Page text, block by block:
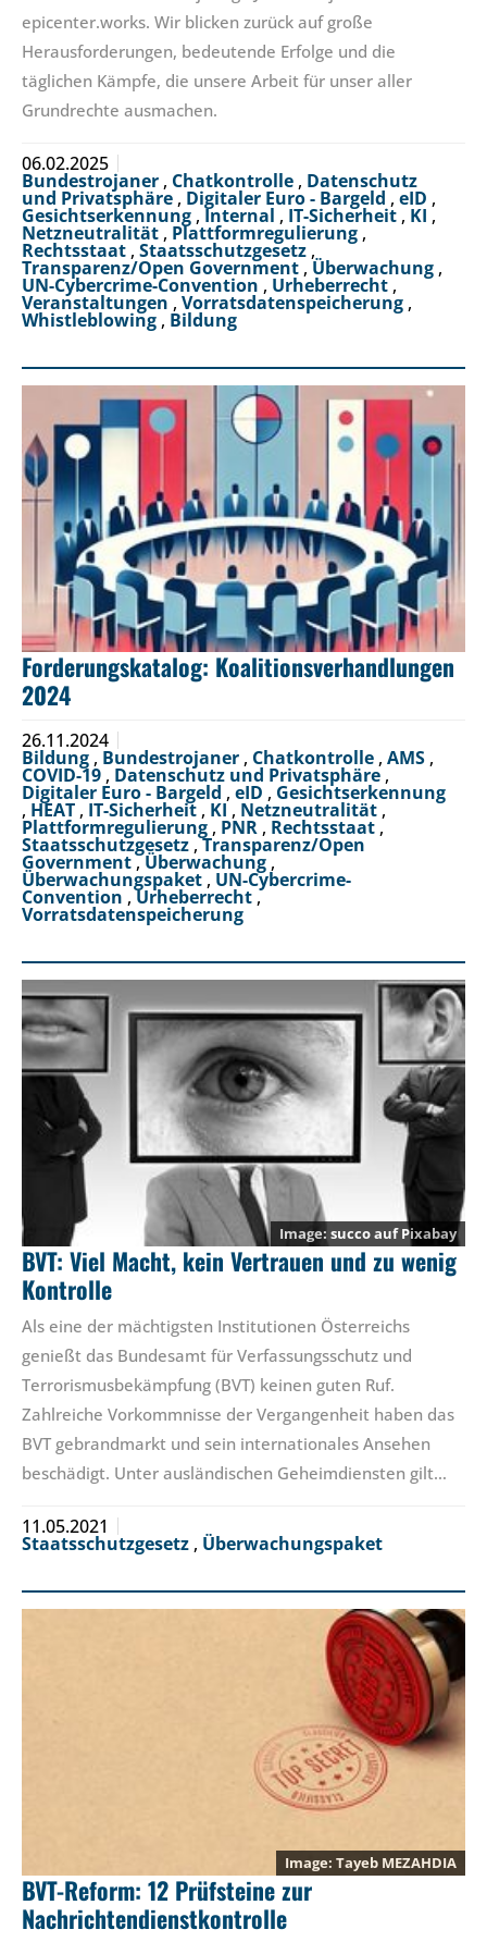
epicenter.works. Wir blicken zurück auf große
Herausforderungen, bedeutende Erfolge und die
täglichen Kämpfe, die unsere Arbeit für unser aller
Grundrechte ausmachen.
06.02.2025
Bundestrojaner , Chatkontrolle , Datenschutz
und Privatsphäre , Digitaler Euro - Bargeld , eID ,
Gesichtserkennung , Internal , IT-Sicherheit , KI ,
Netzneutralität , Plattformregulierung ,
Rechtsstaat , Staatsschutzgesetz ,
Transparenz/Open Government , Überwachung ,
UN-Cybercrime-Convention , Urheberrecht ,
Veranstaltungen , Vorratsdatenspeicherung ,
Whistleblowing , Bildung
Forderungskatalog: Koalitionsverhandlungen
2024
26.11.2024
Bildung , Bundestrojaner , Chatkontrolle , AMS ,
COVID-19 , Datenschutz und Privatsphäre ,
Digitaler Euro - Bargeld , eID , Gesichtserkennung
, HEAT , IT-Sicherheit , KI , Netzneutralität ,
Plattformregulierung , PNR , Rechtsstaat ,
Staatsschutzgesetz ,Transparenz/Open
Government,Überwachung ,
Überwachungspaket , UN-Cybercrime-
Convention ,Urheberrecht ,
Vorratsdatenspeicherung
succoaufPixabay
BVT: Viel Macht, kein Vertrauen und zu wenig
Kontrolle
Als eine der mächtigsten Institutionen Österreichs
genießt das Bundesamt für Verfassungsschutz und
Terrorismusbekämpfung (BVT) keinen guten Ruf.
Zahlreiche Vorkommnisse der Vergangenheit haben das
BVT gebrandmarkt und sein internationales Ansehen
beschädigt. Unter ausländischen Geheimdiensten gilt…
11.05.2021
Staatsschutzgesetz , Überwachungspaket
Tayeb MEZAHDIA
BVT-Reform: 12 Prüfsteine zur
Nachrichtendienstkontrolle